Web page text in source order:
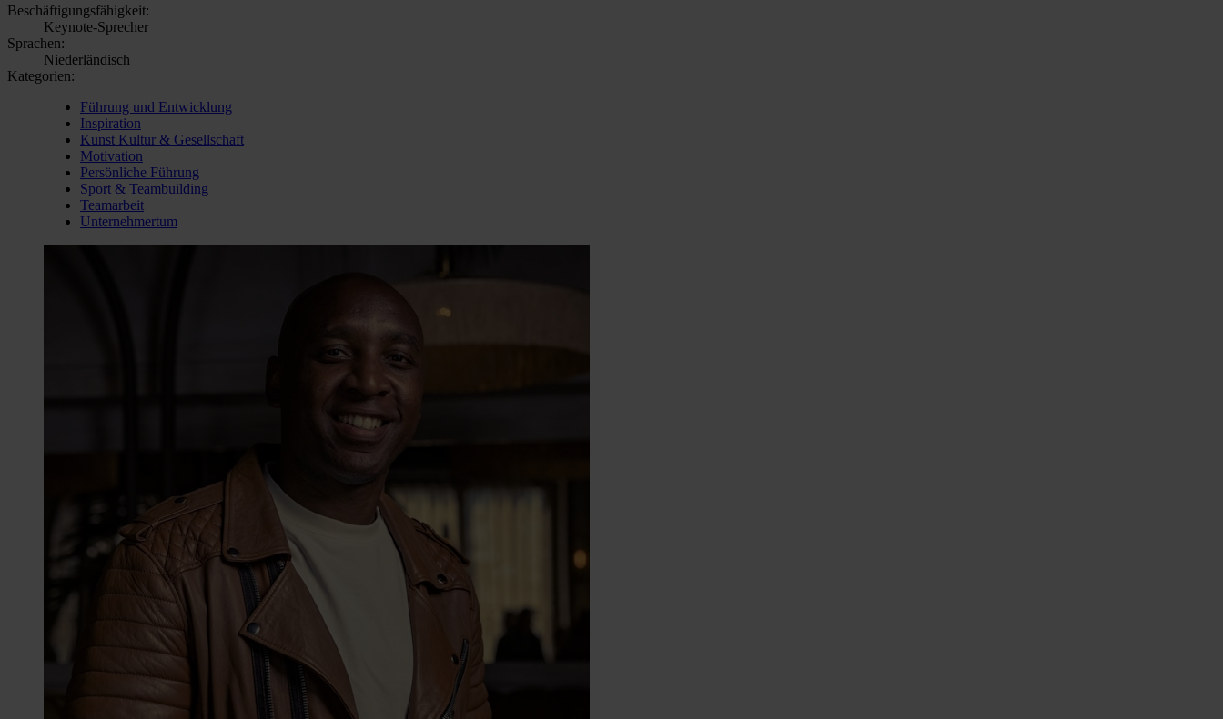
Beschäftigungsfähigkeit:
Keynote-Sprecher
Sprachen:
Niederländisch
Kategorien:
Führung und Entwicklung
Inspiration
Kunst Kultur & Gesellschaft
Motivation
Persönliche Führung
Sport & Teambuilding
Teamarbeit
Unternehmertum